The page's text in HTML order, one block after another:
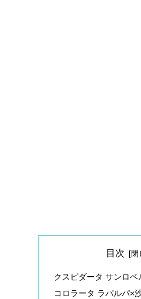
目次
クスピダータ サンロ
コロラータ ラパルパ×